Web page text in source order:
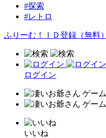
#探索
#レトロ
ふりーむ！ＩＤ登録（無料）
ログイン
いいね